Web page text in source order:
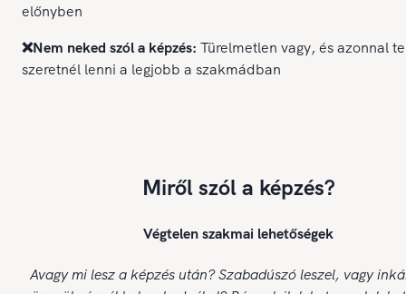
előnyben
❌Nem neked szól a képzés: Türelmetlen vagy, és azonnal te
szeretnél lenni a legjobb a szakmádban
Miről szól a képzés?
Végtelen szakmai lehetőségek
Avagy mi lesz a képzés után? Szabadúszó leszel, vagy